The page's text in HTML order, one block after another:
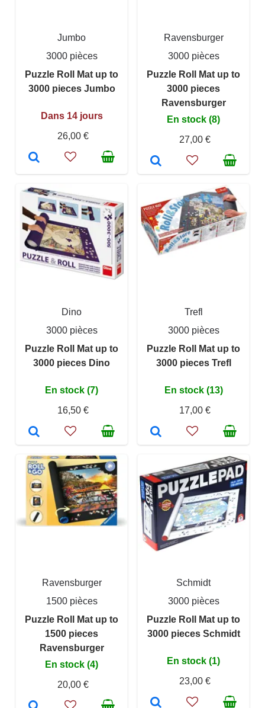
Jumbo
3000 pièces
Puzzle Roll Mat up to
3000 pieces Jumbo
Dans 14 jours
26,00 €
Ravensburger
3000 pièces
Puzzle Roll Mat up to
3000 pieces
Ravensburger
En stock (8)
27,00 €
Dino
3000 pièces
Puzzle Roll Mat up to
3000 pieces Dino
En stock (7)
16,50 €
Trefl
3000 pièces
Puzzle Roll Mat up to
3000 pieces Trefl
En stock (13)
17,00 €
Ravensburger
1500 pièces
Puzzle Roll Mat up to
1500 pieces
Ravensburger
En stock (4)
20,00 €
Schmidt
3000 pièces
Puzzle Roll Mat up to
3000 pieces Schmidt
En stock (1)
23,00 €